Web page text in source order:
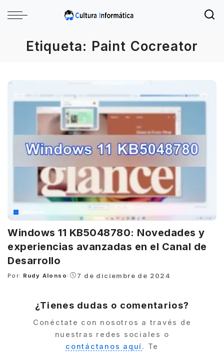
Etiqueta: Paint Cocreator
Windows
Windows 11 KB5048780: Novedades y
experiencias avanzadas en el Canal de
Desarrollo
Posted
Por: Rudy Alonso 7 de diciembre de 2024
¿Tienes dudas o comentarios?
Conéctate con nosotros a través de
nuestras redes sociales o
contáctanos aquí. Te